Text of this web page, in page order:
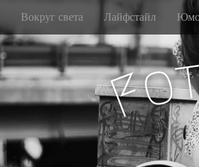
Вокруг света Лайфстайл
Fo